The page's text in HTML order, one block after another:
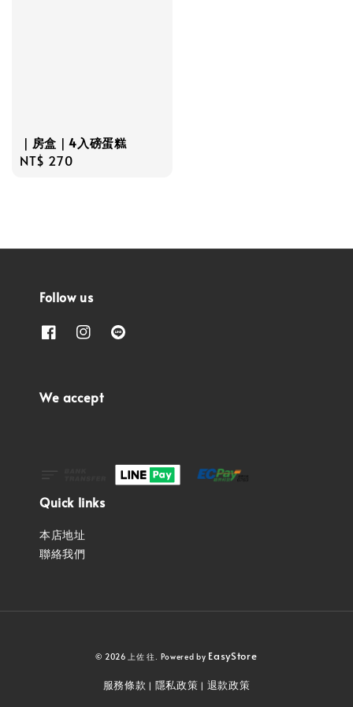
｜房盒｜4入磅蛋糕
Regular
NT$ 270
Follow us
We accept
Quick links
本店地址
聯絡我們
© 2026 上佐 往. Powered by EasyStore
服務條款 | 隱私政策 | 退款政策